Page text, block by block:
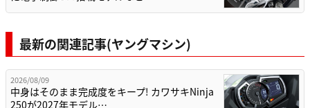
最新の関連記事(ヤングマシン)
2026/08/09
中身はそのまま完成度をキープ! カワサキNinja
250が2027年モデル…